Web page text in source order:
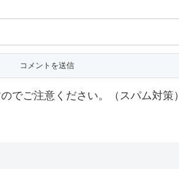
でご注意ください。（スパム対策）